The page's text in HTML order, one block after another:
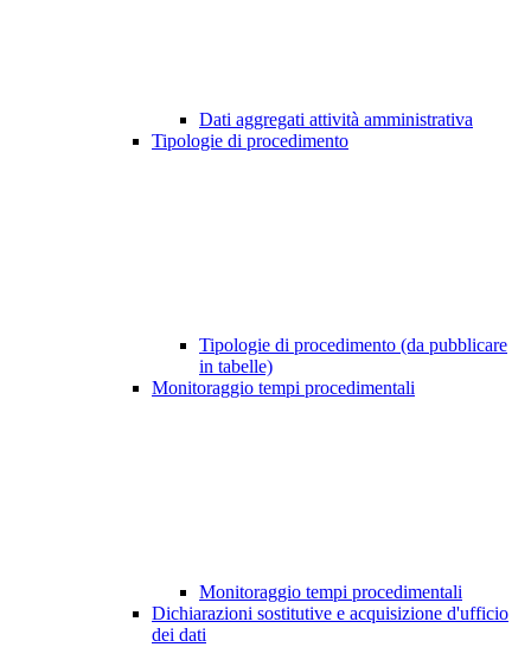
Dati aggregati attività amministrativa
Tipologie di procedimento
Tipologie di procedimento (da pubblicare
in tabelle)
Monitoraggio tempi procedimentali
Monitoraggio tempi procedimentali
Dichiarazioni sostitutive e acquisizione d'ufficio
dei dati